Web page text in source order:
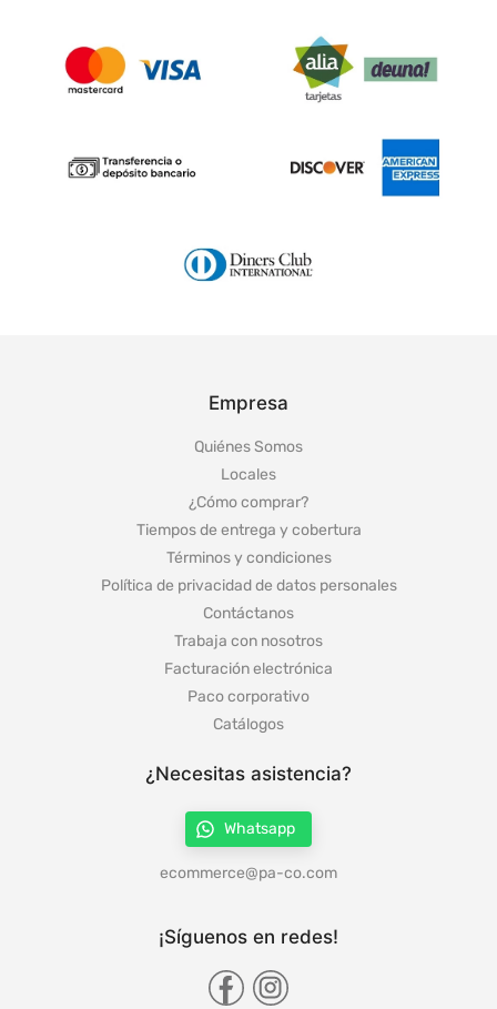
Empresa
Quiénes Somos
Locales
¿Cómo comprar?
Tiempos de entrega y cobertura
Términos y condiciones
Política de privacidad de datos personales
Contáctanos
Trabaja con nosotros
Facturación electrónica
Paco corporativo
Catálogos
¿Necesitas asistencia?
Whatsapp
ecommerce@pa-co.com
¡Síguenos en redes!